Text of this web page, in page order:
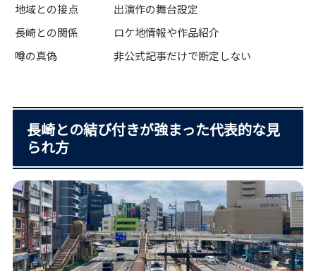
地域との接点
出演作の舞台設定
長崎との関係
ロケ地情報や作品紹介
噂の真偽
非公式記事だけで断定しない
長崎との結び付きが強まった代表的な見
られ方